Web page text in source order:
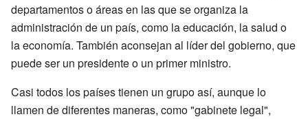
departamentos o áreas en las que se organiza la
administración de un país, como la educación, la salud o
la economía. También aconsejan al líder del gobierno, que
puede ser un presidente o un primer ministro.
Casi todos los países tienen un grupo así, aunque lo
llamen de diferentes maneras, como "gabinete legal",